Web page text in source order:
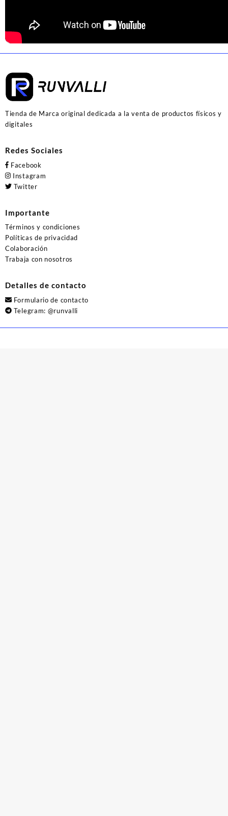
Tienda de Marca original dedicada a la venta de productos físicos y
digitales
Redes Sociales
Facebook
Instagram
Twitter
Importante
Términos y condiciones
Políticas de privacidad
Colaboración
Trabaja con nosotros
Detalles de contacto
Formulario de contacto
Telegram: @runvalli